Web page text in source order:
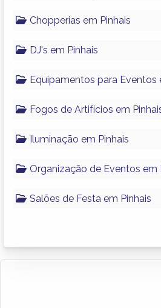
Chopperias em Pinhais
DJ's em Pinhais
Equipamentos para Eventos
Fogos de Artifícios em
Iluminação em Pinhais
Organização de Eventos em
Salões de Festa em Pinhais